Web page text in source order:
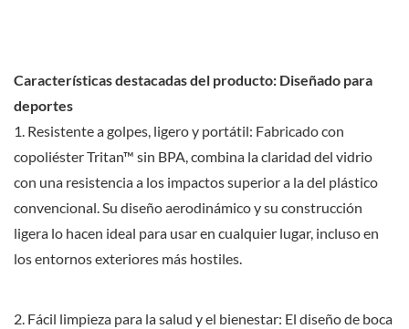
Características destacadas del producto: Diseñado para
deportes
1. Resistente a golpes, ligero y portátil: Fabricado con
copoliéster Tritan™ sin BPA, combina la claridad del vidrio
con una resistencia a los impactos superior a la del plástico
convencional. Su diseño aerodinámico y su construcción
ligera lo hacen ideal para usar en cualquier lugar, incluso en
los entornos exteriores más hostiles.
2. Fácil limpieza para la salud y el bienestar: El diseño de boca